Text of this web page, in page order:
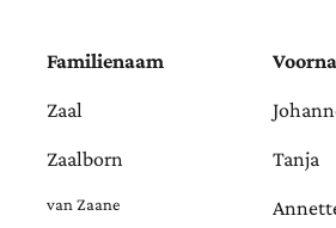
Familienaam
Zaal
Zaalborn Tanja
van Zaane